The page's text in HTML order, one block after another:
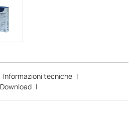
Informazioni tecniche |
Download |